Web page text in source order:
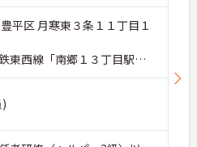
平区 月寒東３条１１丁目１
東西線「南郷１３丁目駅」